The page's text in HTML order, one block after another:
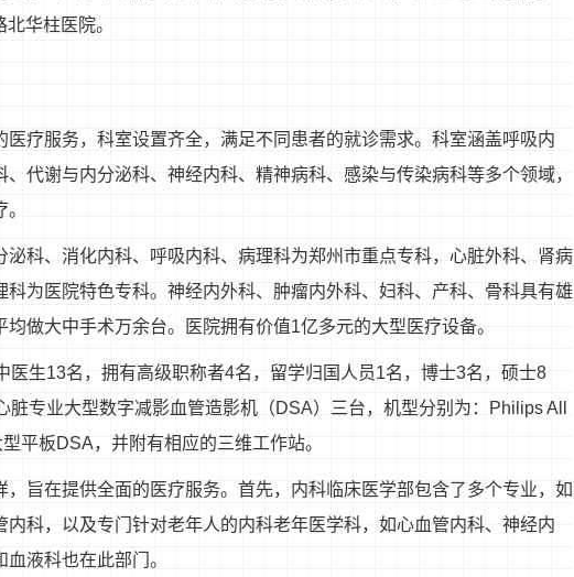
华柱医院。
疗服务，科室设置齐全，满足不同患者的就诊需求。科室涵盖呼吸内
代谢与内分泌科、神经内科、精神病科、感染与传染病科等多个领域，
科、消化内科、呼吸内科、病理科为郑州市重点专科，心脏外科、肾病
为医院特色专科。神经内外科、肿瘤内外科、妇科、产科、骨科具有雄
做大中手术万余台。医院拥有价值1亿多元的大型医疗设备。
医生13名，拥有高级职称者4名，留学归国人员1名，博士3名，硕士8
专业大型数字减影血管造影机（DSA）三台，机型分别为：Philips All
平板DSA，并附有相应的三维工作站。
旨在提供全面的医疗服务。首先，内科临床医学部包含了多个专业，如
科，以及专门针对老年人的内科老年医学科，如心血管内科、神经内
液科也在此部门。